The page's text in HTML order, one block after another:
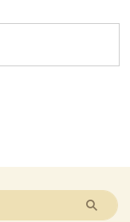
」と絶賛する主人公の見
のを象徴する旅を続ける
トでの「デーデに会えた
いった謎についても深
ます。さらに、ドネルの
人物たちの人生観が反
いていきます。 一方
あり、その理由や賛否両
も取り上げます。また、